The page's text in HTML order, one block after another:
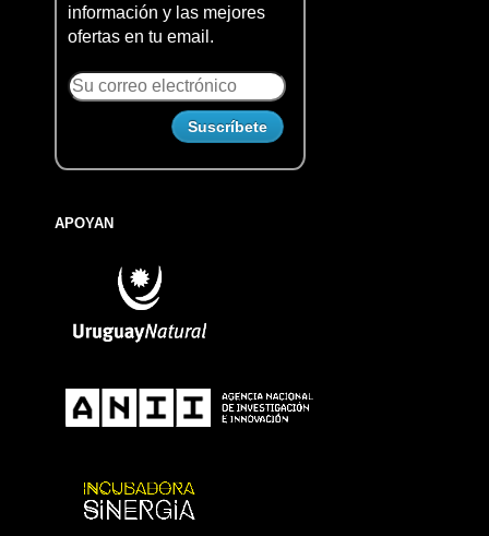
información y las mejores
ofertas en tu email.
APOYAN